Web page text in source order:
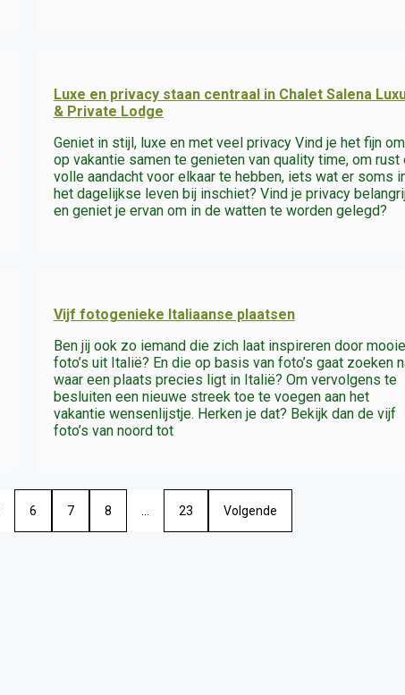
Luxe en privacy staan centraal in Chalet Salena
& Private Lodge
Geniet in stijl, luxe en met veel privacy Vind je het fijn om
op vakantie samen te genieten van quality time, om rust
volle aandacht voor elkaar te hebben, iets wat er soms
het dagelijkse leven bij inschiet? Vind je privacy
en geniet je ervan om in de watten te worden gelegd?
Vijf fotogenieke Italiaanse plaatsen
Ben jij ook zo iemand die zich laat inspireren door mooie
foto’s uit Italië? En die op basis van foto’s gaat zoeken
waar een plaats precies ligt in Italië? Om vervolgens te
besluiten een nieuwe streek toe te voegen aan het
vakantie wensenlijstje. Herken je dat? Bekijk dan de vijf
foto’s van noord tot
6 7 8 23 Volgende